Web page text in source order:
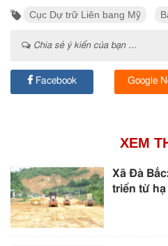
Cục Dự trữ Liên bang Mỹ
Chia sẻ ý kiến của bạn ...
Facebook Google
XEM
Xã Đà
triển từ